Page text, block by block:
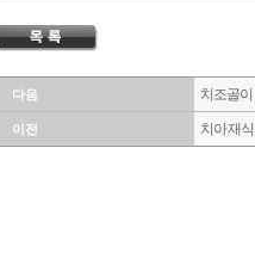
다음 치조골이
이전 치아 재